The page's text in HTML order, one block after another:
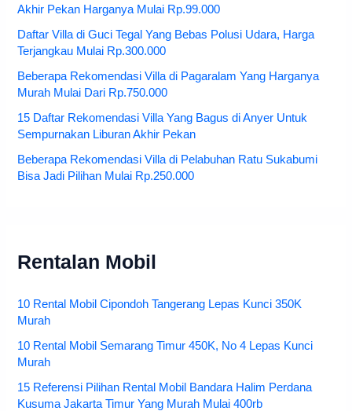
Akhir Pekan Harganya Mulai Rp.99.000
Daftar Villa di Guci Tegal Yang Bebas Polusi Udara, Harga
Terjangkau Mulai Rp.300.000
Beberapa Rekomendasi Villa di Pagaralam Yang Harganya
Murah Mulai Dari Rp.750.000
15 Daftar Rekomendasi Villa Yang Bagus di Anyer Untuk
Sempurnakan Liburan Akhir Pekan
Beberapa Rekomendasi Villa di Pelabuhan Ratu Sukabumi
Bisa Jadi Pilihan Mulai Rp.250.000
Rentalan Mobil
10 Rental Mobil Cipondoh Tangerang Lepas Kunci 350K
Murah
10 Rental Mobil Semarang Timur 450K, No 4 Lepas Kunci
Murah
15 Referensi Pilihan Rental Mobil Bandara Halim Perdana
Kusuma Jakarta Timur Yang Murah Mulai 400rb